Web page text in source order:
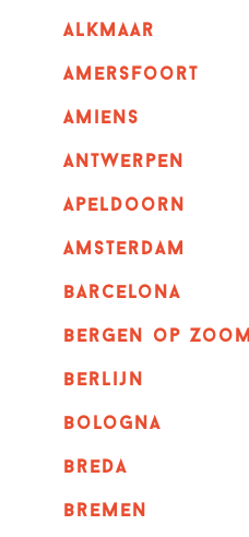
alkmaar
amersfoort
amiens
Antwerpen
apeldoorn
Amsterdam
barcelona
bergen op zoom
berlijn
bologna
breda
bremen